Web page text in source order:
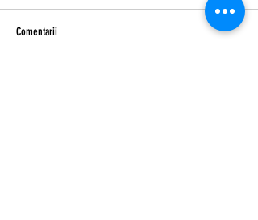
Comentarii